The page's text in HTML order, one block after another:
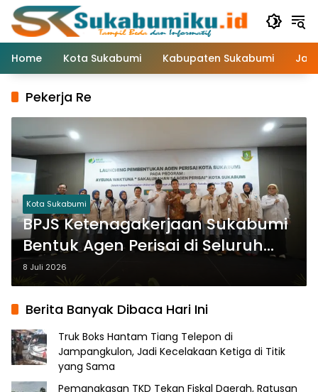
Langsung
konten
Home
Kota Sukabumi Kabupaten Sukabumi
Pekerja Re
Kota Sukabumi
BPJS Ketenagakerjaan Sukabumi
Bentuk Agen Perisai di Seluruh
Kelurahan
8 Juli 2026
Berita Banyak Dibaca Hari Ini
Truk Boks Hantam Tiang Telepon di
Jampangkulon, Jadi Kecelakaan Ketiga di Titik
yang Sama
Pemangkasan TKD Tekan Fiskal Daerah, Ratusan